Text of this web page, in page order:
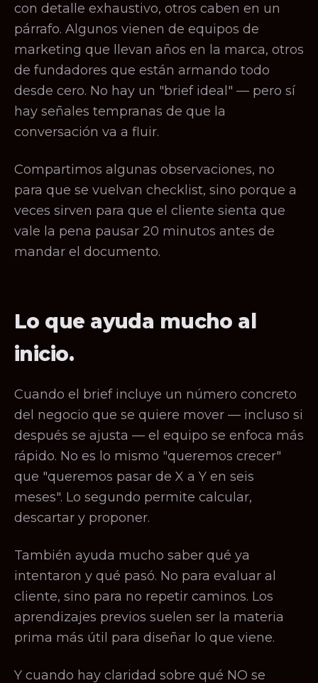
con detalle exhaustivo, otros caben en un
párrafo. Algunos vienen de equipos de
marketing que llevan años en la marca, otros
de fundadores que están armando todo
desde cero. No hay un "brief ideal" — pero sí
hay señales tempranas de que la
conversación va a fluir.
Compartimos algunas observaciones, no
para que se vuelvan checklist, sino porque a
veces sirven para que el cliente sienta que
vale la pena pausar 20 minutos antes de
mandar el documento.
Lo que ayuda mucho al
inicio.
Cuando el brief incluye un número concreto
del negocio que se quiere mover — incluso si
después se ajusta — el equipo se enfoca más
rápido. No es lo mismo "queremos crecer"
que "queremos pasar de X a Y en seis
meses". Lo segundo permite calcular,
descartar y proponer.
También ayuda mucho saber qué ya
intentaron y qué pasó. No para evaluar al
cliente, sino para no repetir caminos. Los
aprendizajes previos suelen ser la materia
prima más útil para diseñar lo que viene.
Y cuando hay claridad sobre qué NO se